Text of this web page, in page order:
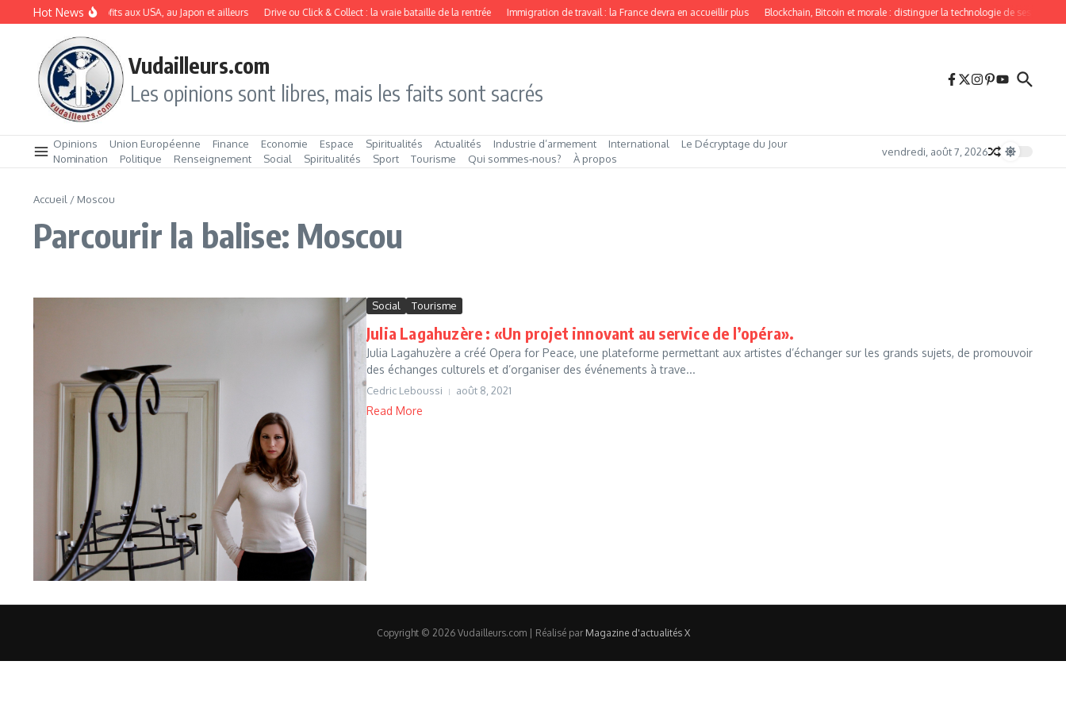
Aller au contenu
Hot News
L’IA dope les profits aux USA, au Japon et ailleurs Drive ou Click & Collect : la vraie bataille de la rentrée Immigration de travail : la France devra en accueillir plus Blockchain, Bitcoin et morale : distinguer la technologie de ses usages
Vudailleurs.com
Les opinions sont libres, mais les faits sont sacrés
Opinions Union Européenne Finance Economie Espace Spiritualités Actualités Industrie d’armement International
Le Décryptage du Jour
Nomination
Politique Renseignement Social Spiritualités Sport Tourisme Qui sommes‑nous? À propos
vendredi, août 7, 2026
Accueil / Moscou
Parcourir la balise: Moscou
Social Tourisme
Julia Lagahuzère : «Un projet innovant au service de l’opéra».
Julia Lagahuzère a créé Opera for Peace, une plateforme permettant aux artistes d’échanger sur les grands sujets, de promouvoir
des échanges culturels et d’organiser des événements à trave...
Cedric Leboussi août 8, 2021
Read More
Copyright © 2026 Vudailleurs.com | Réalisé par Magazine d'actualités X